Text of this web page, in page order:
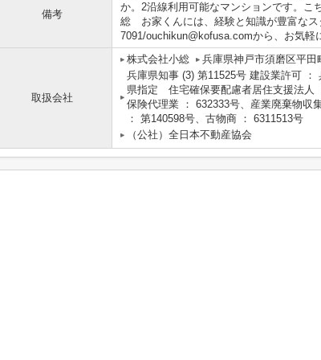
備考
か。2沿線利用可能なマンションです。こ
総 お家くんには、経験と知識が豊富なス
7091/ouchikun@kofusa.comから、お気軽
取扱会社
株式会社小総 兵庫県神戸市須磨区平田
兵庫県知事 (3) 第11525号 建設業許可
県指定 住宅確保要配慮者居住支援法
保険代理業 ： 632333号、産業廃棄物収
： 第140598号、古物商 ： 6311513号
（公社）全日本不動産協会